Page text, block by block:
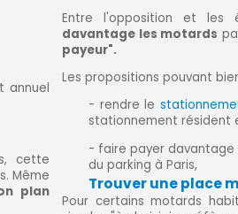
annuel
cette
Même
plan
Entre l'opposition et les
davantage les motards
payeur".
Les propositions pouvant
- rendre le
stationnement résident
- faire payer davantage
du parking à Paris,
Trouver une place
Pour certains motards